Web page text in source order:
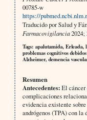
00785-w
https://
Traducido por Salud y
Farmacovigilancia2024;
Tags: apalutamida,
problemas cognitivos
Alzheimer, demencia
Resumen
Antecedentes: El cáncer
complicaciones
evidencia existente
andrógenos (TPA) con